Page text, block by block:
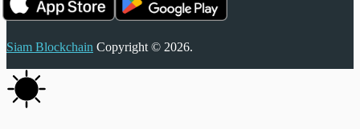
Siam Blockchain Copyright © 2026.